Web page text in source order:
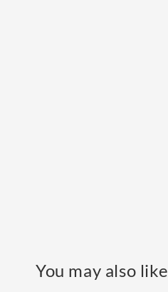
You may also like